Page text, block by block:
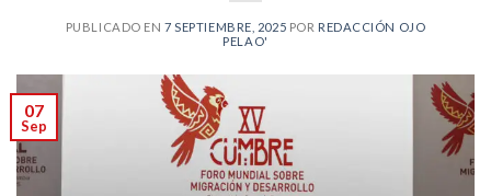
PUBLICADO EN7 SEPTIEMBRE, 2025 POR REDACCIÓN OJO
PELAO'
07
Sep